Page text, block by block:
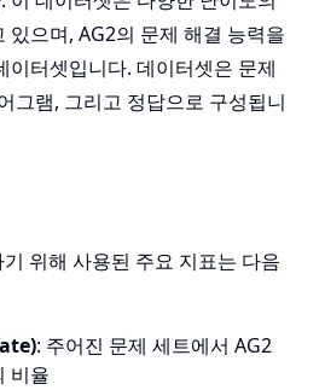
있으며, AG2의 문제 해결 능력을
이터셋입니다. 데이터셋은 문제
그램, 그리고 정답으로 구성됩니
위해 사용된 주요 지표는 다음
: 주어진 문제 세트에서 AG2
비율